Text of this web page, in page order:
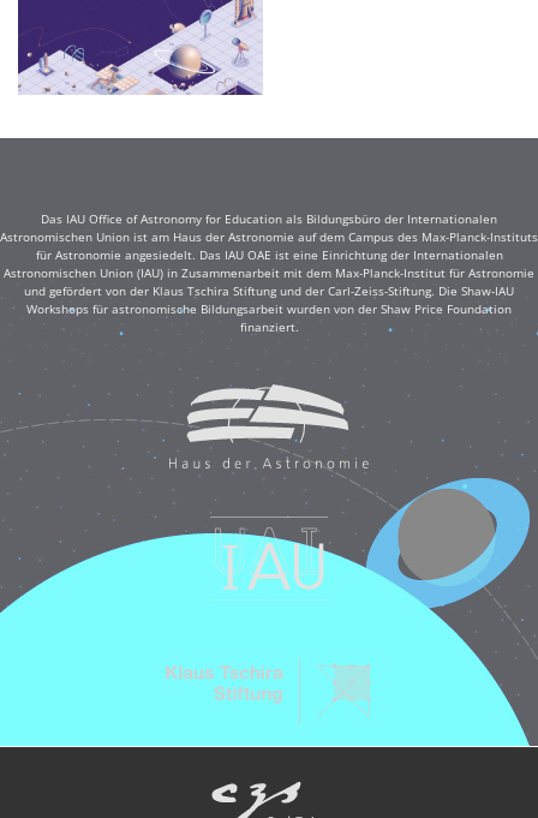
Das IAU Office of Astronomy for Education als Bildungsbüro der Internationalen
Astronomischen Union ist am Haus der Astronomie auf dem Campus des Max-Planck-Instituts
für Astronomie angesiedelt. Das IAU OAE ist eine Einrichtung der Internationalen
Astronomischen Union (IAU) in Zusammenarbeit mit dem Max-Planck-Institut für Astronomie
und gefördert von der Klaus Tschira Stiftung und der Carl-Zeiss-Stiftung. Die Shaw-IAU
Workshops für astronomische Bildungsarbeit wurden von der Shaw Price Foundation
finanziert.